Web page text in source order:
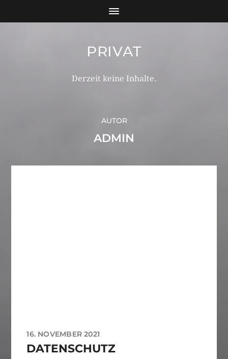
PRIVAT
Derzeit keine Inhalte.
AUTOR
ADMIN
16. NOVEMBER 2021
DATENSCHUTZ